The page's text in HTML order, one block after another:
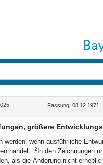
Fassung: 08.12.1971
größere
werden, wenn ausführliche
handelt. 2 In den Zeichnungen
als die Änderung nicht